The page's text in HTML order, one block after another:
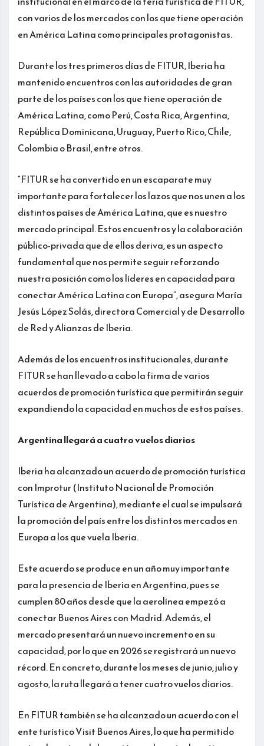
con varios de los mercados con los que tiene operación
en América Latina como principales protagonistas.
Durante los tres primeros días de FITUR, Iberia ha
mantenido encuentros con las autoridades de gran
parte de los países con los que tiene operación de
América Latina, como Perú, Costa Rica, Argentina,
República Dominicana, Uruguay, Puerto Rico, Chile,
Colombia o Brasil, entre otros.
“FITUR se ha convertido en un escaparate muy
importante para fortalecer los lazos que nos unen a los
distintos países de América Latina, que es nuestro
mercado principal. Estos encuentros y la colaboración
público-privada que de ellos deriva, es un aspecto
fundamental que nos permite seguir reforzando
nuestra posición como los líderes en capacidad para
conectar América Latina con Europa”, asegura María
Jesús López Solás, directora Comercial y de Desarrollo
de Red y Alianzas de Iberia.
Además de los encuentros institucionales, durante
FITUR se han llevado a cabo la firma de varios
acuerdos de promoción turística que permitirán seguir
expandiendo la capacidad en muchos de estos países.
Argentina llegará a cuatro vuelos diarios
Iberia ha alcanzado un acuerdo de promoción turística
con Improtur (Instituto Nacional de Promoción
Turística de Argentina), mediante el cual se impulsará
la promoción del país entre los distintos mercados en
Europa a los que vuela Iberia.
Este acuerdo se produce en un año muy importante
para la presencia de Iberia en Argentina, pues se
cumplen 80 años desde que la aerolínea empezó a
conectar Buenos Aires con Madrid. Además, el
mercado presentará un nuevo incremento en su
capacidad, por lo que en 2026 se registrará un nuevo
récord. En concreto, durante los meses de junio, julio y
agosto, la ruta llegará a tener cuatro vuelos diarios.
En FITUR también se ha alcanzado un acuerdo con el
ente turístico Visit Buenos Aires, lo que ha permitido